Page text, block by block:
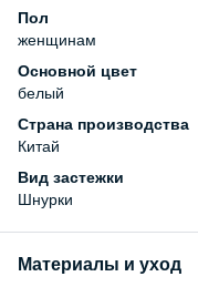
Пол
женщинам
Основной цвет
белый
Страна производства
Китай
Вид застежки
Шнурки
Материалы и уход